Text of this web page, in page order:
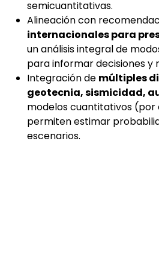
semicuantitativas.
Alineación con
internacionales para
un análisis integral de
para informar decisiones y
Integración de múltiples
geotecnia, sismicidad,
modelos cuantitativos (por
permiten estimar
escenarios.